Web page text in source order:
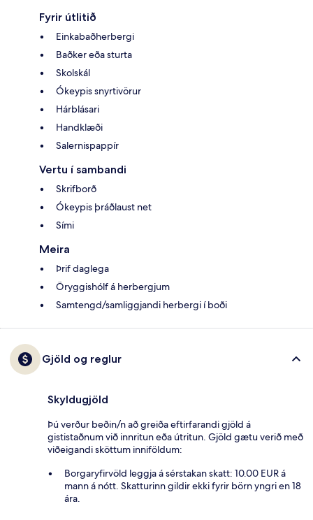
Fyrir útlitið
Einkabaðherbergi
Baðker eða sturta
Skolskál
Ókeypis snyrtivörur
Hárblásari
Handklæði
Salernispappír
Vertu í sambandi
Skrifborð
Ókeypis þráðlaust net
Sími
Meira
Þrif daglega
Öryggishólf á herbergjum
Samtengd/samliggjandi herbergi í boði
Gjöld og reglur
Skyldugjöld
Þú verður beðin/n að greiða eftirfarandi gjöld á
gististaðnum við innritun eða útritun. Gjöld gætu verið með
viðeigandi sköttum inniföldum:
Borgaryfirvöld leggja á sérstakan skatt: 10.00 EUR á
mann á nótt. Skatturinn gildir ekki fyrir börn yngri en 18
ára.